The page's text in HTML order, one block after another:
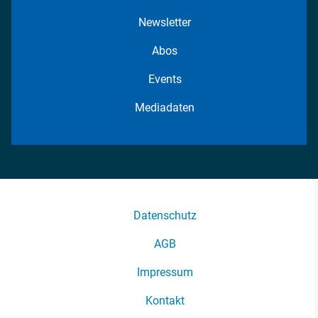
Newsletter
Abos
Events
Mediadaten
Datenschutz
AGB
Impressum
Kontakt